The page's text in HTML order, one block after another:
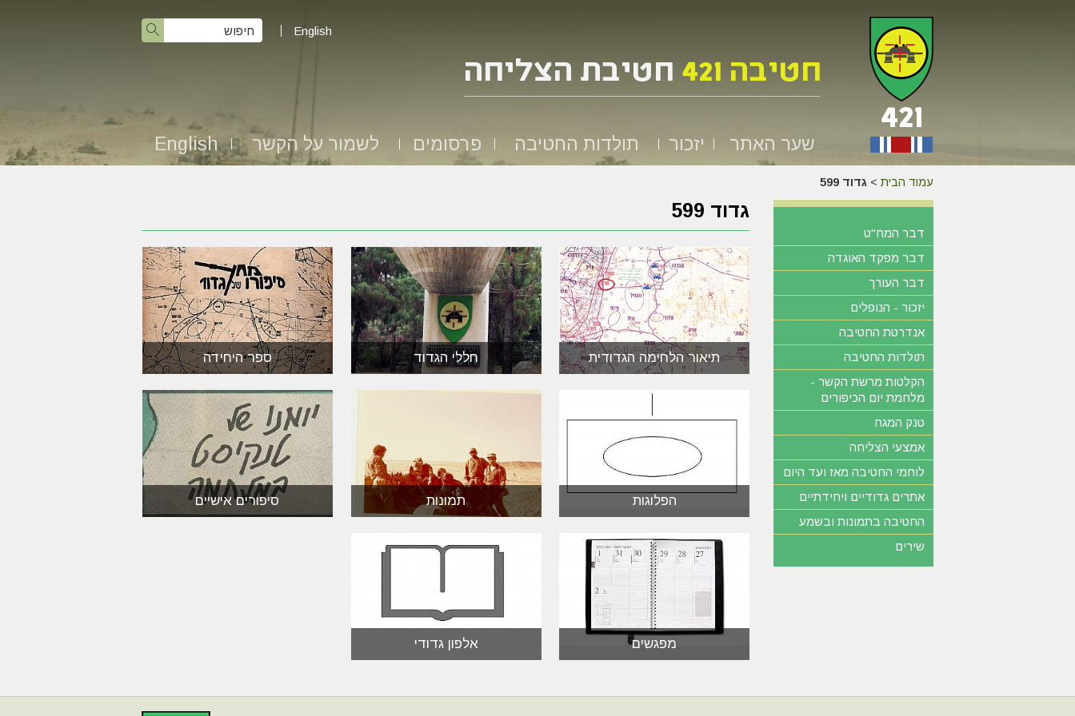
English
שער האתר יזכור תולדות החטיבה פרסומים לשמור על הקשר English
עמוד הבית > גדוד 599
גדוד 599
תיאור הלחימה הגדודית חללי הגדוד ספר היחידה
הפלוגות תמונות סיפורים אישיים
מפגשים אלפון גדודי
דבר המח"ט
דבר מפקד האוגדה
דבר העורך
יזכור - הנופלים
אנדרטת החטיבה
תולדות החטיבה
הקלטות מרשת הקשר -
מלחמת יום הכיפורים
טנק המגח
אמצעי הצליחה
לוחמי החטיבה מאז ועד היום
אתרים גדודיים ויחידתיים
החטיבה בתמונות ובשמע
שירים